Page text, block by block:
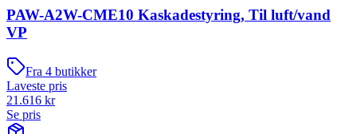
PAW-A2W-CME10 Kaskadestyring, Til luft/vand
VP
Fra 4 butikker
Laveste pris
21.616 kr
Se pris